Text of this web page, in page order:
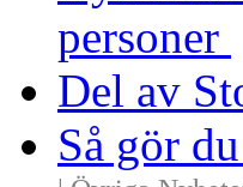
personer
Del av
Så gör